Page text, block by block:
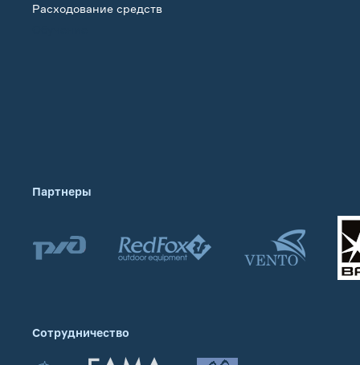
Расходование средств
Партнеры
Сотрудничество